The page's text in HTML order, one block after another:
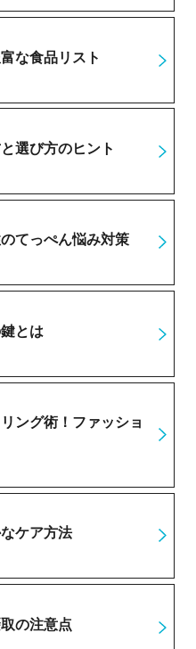
な食品リスト
選び方のヒント
てっぺん悩み対策
とは
ング術！ファッショ
ケア方法
の注意点